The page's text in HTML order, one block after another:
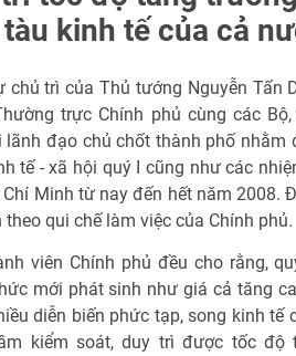
kinh tế của cả
chủ trì của Thủ tướng Nguyễn Tấn
trực Chính phủ cùng các
lãnh đạo chủ chốt thành phố
tế - xã hội quý I cũng như các
Chí Minh từ nay đến hết năm 2008.
theo qui chế làm việc của Chính phủ.
viên Chính phủ đều cho rằng,
mới phát sinh như giá cả tăng
diễn biến phức tạp, song kinh tế
kiểm soát, duy trì được tốc độ